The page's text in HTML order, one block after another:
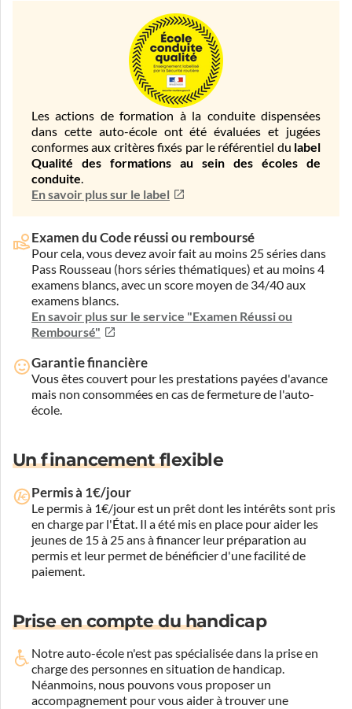
Les actions de formation à la conduite dispensées
dans cette auto-école ont été évaluées et jugées
conformes aux critères fixés par le référentiel du label
Qualité des formations au sein des écoles de
conduite.
En savoir plus sur le label
Examen du Code réussi ou remboursé
Pour cela, vous devez avoir fait au moins 25 séries dans
Pass Rousseau (hors séries thématiques) et au moins 4
examens blancs, avec un score moyen de 34/40 aux
examens blancs.
En savoir plus sur le service "Examen Réussi ou
Remboursé"
Garantie financière
Vous êtes couvert pour les prestations payées d'avance
mais non consommées en cas de fermeture de l'auto-
école.
Un financement flexible
Permis à 1€/jour
Le permis à 1€/jour est un prêt dont les intérêts sont pris
en charge par l'État. Il a été mis en place pour aider les
jeunes de 15 à 25 ans à financer leur préparation au
permis et leur permet de bénéficier d'une facilité de
paiement.
Prise en compte du handicap
Notre auto-école n'est pas spécialisée dans la prise en
charge des personnes en situation de handicap.
Néanmoins, nous pouvons vous proposer un
accompagnement pour vous aider à trouver une